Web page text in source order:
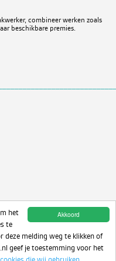
Akkoord
het
te
deze melding weg te klikken of
geef je toestemming voor het
combineer werken zoals
beschikbare premies.